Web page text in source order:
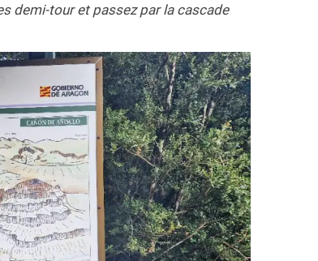
demi-tour et passez par la cascade